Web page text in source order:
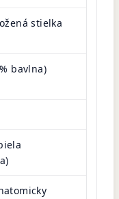
stielka
bavlna)